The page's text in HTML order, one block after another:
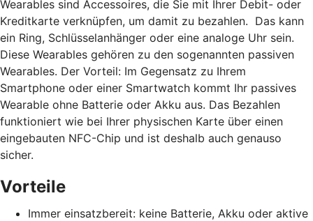
Wearables sind Accessoires, die Sie mit Ihrer Debit- oder
Kreditkarte verknüpfen, um damit zu bezahlen. Das kann
ein Ring, Schlüsselanhänger oder eine analoge Uhr sein.
Diese Wearables gehören zu den sogenannten passiven
Wearables. Der Vorteil: Im Gegensatz zu Ihrem
Smartphone oder einer Smartwatch kommt Ihr passives
Wearable ohne Batterie oder Akku aus. Das Bezahlen
funktioniert wie bei Ihrer physischen Karte über einen
eingebauten NFC-Chip und ist deshalb auch genauso
sicher.
Vorteile
Immer einsatzbereit: keine Batterie, Akku oder aktive